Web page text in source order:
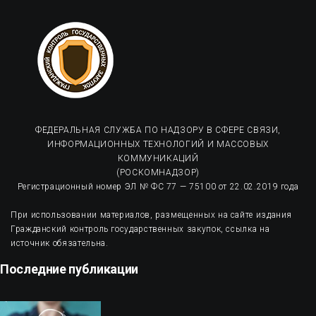
ФЕДЕРАЛЬНАЯ СЛУЖБА ПО НАДЗОРУ В СФЕРЕ СВЯЗИ,
ИНФОРМАЦИОННЫХ ТЕХНОЛОГИЙ И МАССОВЫХ
КОММУНИКАЦИЙ
(РОСКОМНАДЗОР)
Регистрационный номер ЭЛ № ФС 77 — 75100 от 22.02.2019 года
При использовании материалов, размещенных на сайте издания
Гражданский контроль государственных закупок, ссылка на
источник обязательна.
Последние публикации